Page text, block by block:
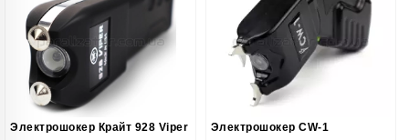
Электрошокер Крайт 928 Viper Электрошокер CW-1